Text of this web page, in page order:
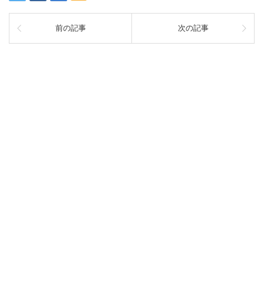
前の記事 次の記事